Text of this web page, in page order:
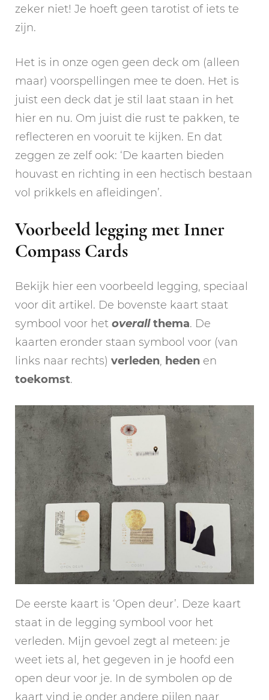
zeker niet! Je hoeft geen tarotist of iets te
zijn.
Het is in onze ogen geen deck om (alleen
maar) voorspellingen mee te doen. Het is
juist een deck dat je stil laat staan in het
hier en nu. Om juist die rust te pakken, te
reflecteren en vooruit te kijken. En dat
zeggen ze zelf ook: ‘De kaarten bieden
houvast en richting in een hectisch bestaan
vol prikkels en afleidingen’.
Voorbeeld legging met Inner
Compass Cards
Bekijk hier een voorbeeld legging, speciaal
voor dit artikel. De bovenste kaart staat
symbool voor het overallthema. De
kaarten eronder staan symbool voor (van
links naar rechts) verleden, heden en
toekomst.
De eerste kaart is ‘Open deur’. Deze kaart
staat in de legging symbool voor het
verleden. Mijn gevoel zegt al meteen: je
weet iets al, het gegeven in je hoofd een
open deur voor je. In de symbolen op de
kaart vind je onder andere pijlen naar